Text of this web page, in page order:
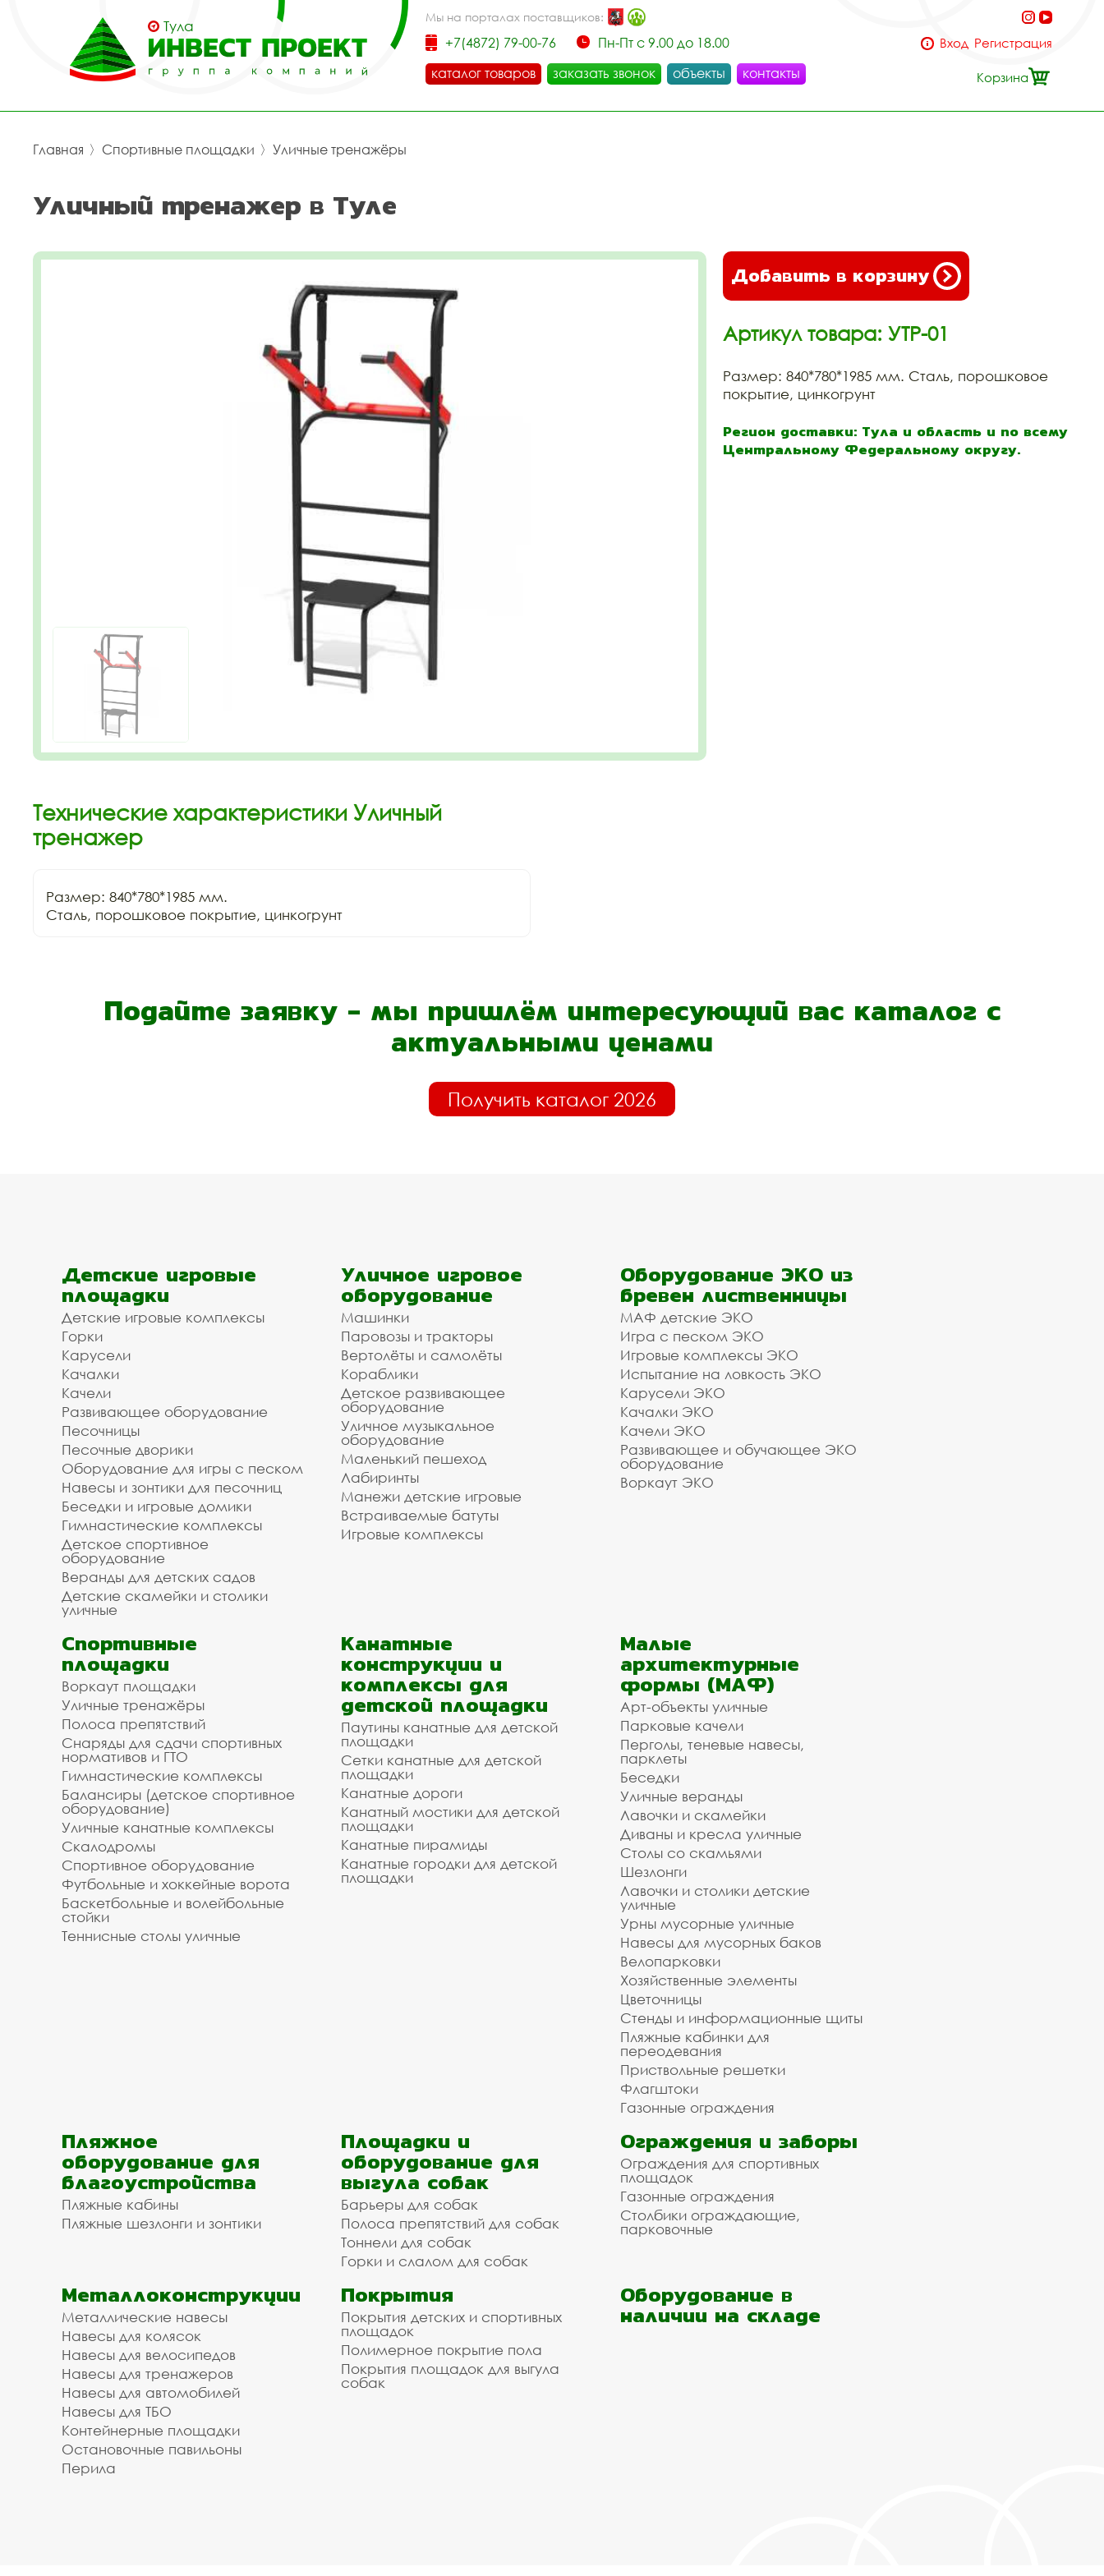
Тула
Мы на порталах поставщиков:
+7(4872) 79-00-76
Пн-Пт с 9.00 до 18.00
каталог товаров
заказать звонок объекты контакты
Вход Регистрация
Корзина
Главная 〉 Спортивные площадки 〉 Уличные тренажёры
Уличный тренажер в Туле
Добавить в корзину
Артикул товара: УТР-01
Размер: 840*780*1985 мм. Сталь, порошковое
покрытие, цинкогрунт
Регион доставки: Тула и область и по всему
Центральному Федеральному округу.
Технические характеристики Уличный
тренажер
Размер: 840*780*1985 мм.
Сталь, порошковое покрытие, цинкогрунт
Подайте заявку - мы пришлём интересующий вас каталог с
актуальными ценами
Получить каталог 2026
Детские игровые
площадки
Детские игровые комплексы
Горки
Карусели
Качалки
Качели
Развивающее оборудование
Песочницы
Песочные дворики
Оборудование для игры с песком
Навесы и зонтики для песочниц
Беседки и игровые домики
Гимнастические комплексы
Детское спортивное
оборудование
Веранды для детских садов
Детские скамейки и столики
уличные
Уличное игровое
оборудование
Машинки
Паровозы и тракторы
Вертолёты и самолёты
Кораблики
Детское развивающее
оборудование
Уличное музыкальное
оборудование
Маленький пешеход
Лабиринты
Манежи детские игровые
Встраиваемые батуты
Игровые комплексы
Оборудование ЭКО из
бревен лиственницы
МАФ детские ЭКО
Игра с песком ЭКО
Игровые комплексы ЭКО
Испытание на ловкость ЭКО
Карусели ЭКО
Качалки ЭКО
Качели ЭКО
Развивающее и обучающее ЭКО
оборудование
Воркаут ЭКО
Спортивные
площадки
Воркаут площадки
Уличные тренажёры
Полоса препятствий
Снаряды для сдачи спортивных
нормативов и ГТО
Гимнастические комплексы
Балансиры (детское спортивное
оборудование)
Уличные канатные комплексы
Скалодромы
Спортивное оборудование
Футбольные и хоккейные ворота
Баскетбольные и волейбольные
стойки
Теннисные столы уличные
Канатные
конструкции и
комплексы для
детской площадки
Паутины канатные для детской
площадки
Сетки канатные для детской
площадки
Канатные дороги
Канатный мостики для детской
площадки
Канатные пирамиды
Канатные городки для детской
площадки
Малые
архитектурные
формы (МАФ)
Арт-объекты уличные
Парковые качели
Перголы, теневые навесы,
парклеты
Беседки
Уличные веранды
Лавочки и скамейки
Диваны и кресла уличные
Столы со скамьями
Шезлонги
Лавочки и столики детские
уличные
Урны мусорные уличные
Навесы для мусорных баков
Велопарковки
Хозяйственные элементы
Цветочницы
Стенды и информационные щиты
Пляжные кабинки для
переодевания
Приствольные решетки
Флагштоки
Газонные ограждения
Пляжное
оборудование для
благоустройства
Пляжные кабины
Пляжные шезлонги и зонтики
Площадки и
оборудование для
выгула собак
Барьеры для собак
Полоса препятствий для собак
Тоннели для собак
Горки и слалом для собак
Ограждения и заборы
Ограждения для спортивных
площадок
Газонные ограждения
Столбики ограждающие,
парковочные
Металлоконструкции
Металлические навесы
Навесы для колясок
Навесы для велосипедов
Навесы для тренажеров
Навесы для автомобилей
Навесы для ТБО
Контейнерные площадки
Остановочные павильоны
Перила
Покрытия
Покрытия детских и спортивных
площадок
Полимерное покрытие пола
Покрытия площадок для выгула
собак
Оборудование в
наличии на складе